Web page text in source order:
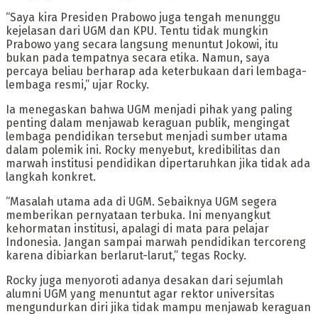
“Saya kira Presiden Prabowo juga tengah menunggu
kejelasan dari UGM dan KPU. Tentu tidak mungkin
Prabowo yang secara langsung menuntut Jokowi, itu
bukan pada tempatnya secara etika. Namun, saya
percaya beliau berharap ada keterbukaan dari lembaga-
lembaga resmi,” ujar Rocky.
Ia menegaskan bahwa UGM menjadi pihak yang paling
penting dalam menjawab keraguan publik, mengingat
lembaga pendidikan tersebut menjadi sumber utama
dalam polemik ini. Rocky menyebut, kredibilitas dan
marwah institusi pendidikan dipertaruhkan jika tidak ada
langkah konkret.
“Masalah utama ada di UGM. Sebaiknya UGM segera
memberikan pernyataan terbuka. Ini menyangkut
kehormatan institusi, apalagi di mata para pelajar
Indonesia. Jangan sampai marwah pendidikan tercoreng
karena dibiarkan berlarut-larut,” tegas Rocky.
Rocky juga menyoroti adanya desakan dari sejumlah
alumni UGM yang menuntut agar rektor universitas
mengundurkan diri jika tidak mampu menjawab keraguan